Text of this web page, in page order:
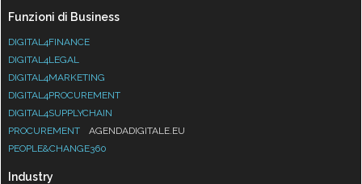
Funzioni di Business
DIGITAL4FINANCE
DIGITAL4LEGAL
DIGITAL4MARKETING
DIGITAL4PROCUREMENT
DIGITAL4SUPPLYCHAIN
PROCUREMENT
AGENDADIGITALE.EU
PEOPLE&CHANGE360
Industry